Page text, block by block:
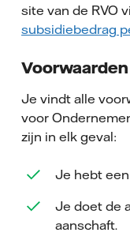
site van de RVO
subsidiebedrag
Je vindt alle
voor
zijn in elk geval:
Je hebt
Je doet de
aanschaft.